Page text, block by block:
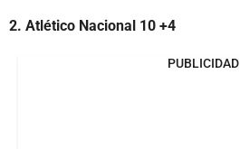
2. Atlético Nacional 10 +4
PUBLICIDAD